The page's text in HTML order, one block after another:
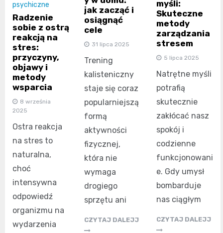
psychiczne
Radzenie
sobie z ostrą
reakcją na
stres:
przyczyny,
objawy i
metody
wsparcia
8 września
2025
Ostra reakcja
na stres to
naturalna,
choć
intensywna
odpowiedź
organizmu na
wydarzenia
jak zacząć i
osiągnąć
cele
31 lipca 2025
Trening
kalisteniczny
staje się coraz
popularniejszą
formą
aktywności
fizycznej,
która nie
wymaga
drogiego
sprzętu ani
CZYTAJ DALEJJ
myśli:
Skuteczne
metody
zarządzania
stresem
5 lipca 2025
Natrętne myśli
potrafią
skutecznie
zakłócać nasz
spokój i
codzienne
funkcjonowani
e. Gdy umysł
bombarduje
nas ciągłym
CZYTAJ DALEJJ